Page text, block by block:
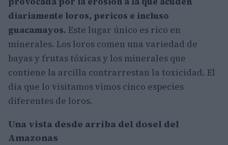
diariamente loros, pericos e incluso
guacamayos. Este lugar único es rico en
minerales. Los loros comen una variedad de
bayas y frutas tóxicas y los minerales que
contiene la arcilla contrarrestan la toxicidad. El
día que lo visitamos vimos cinco especies
diferentes de loros.
Una vista desde arriba del dosel del
Amazonas